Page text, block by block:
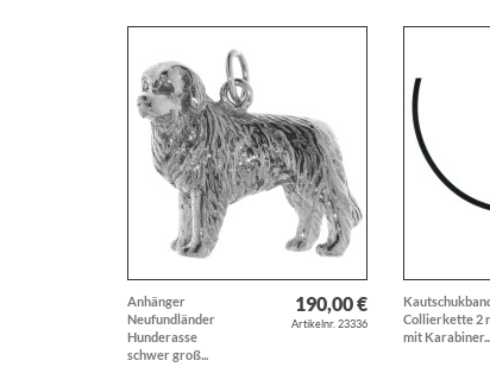
Anhänger
Neufundländer
Hunderasse
schwer groß...
190,00 €
Artikelnr. 23336
Collierkette 2
mit Karabiner...